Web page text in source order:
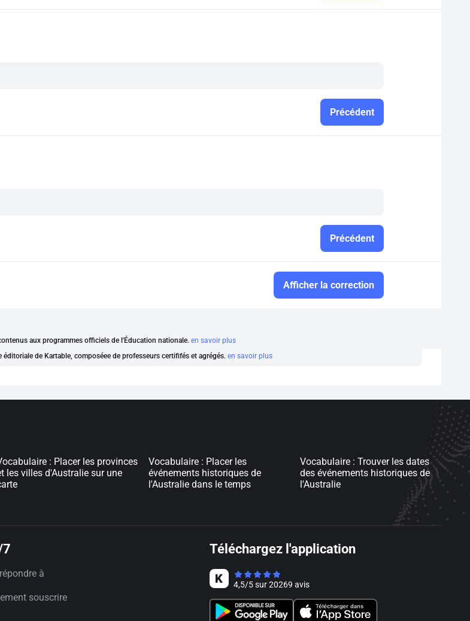
Précédent
Précédent
Afficher la correction
aux programmes officiels de l'Éducation nationale. en savoir plus
de Kartable, composéee de professeurs certififés et agrégés. en savoir plus
: Placer les provinces
les villes d'Australie sur une
Vocabulaire : Placer les
événements historiques de
l'Australie dans le temps
Vocabulaire : Trouver les dates
des événements historiques de
l'Australie
7
à
souscrire
Téléchargez l'application
4,5/5sur20269 avis